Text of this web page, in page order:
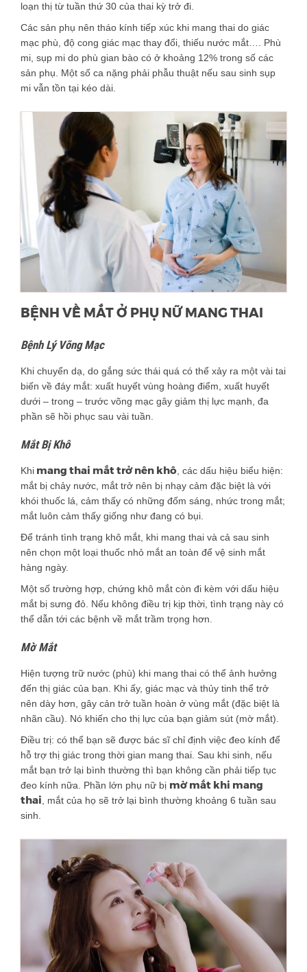
loạn thị từ tuần thứ 30 của thai kỳ trở đi.
Các sản phụ nên tháo kính tiếp xúc khi mang thai do giác
mạc phù, độ cong giác mạc thay đổi, thiếu nước mắt…. Phù
mi, sụp mi do phù gian bào có ở khoảng 12% trong số các
sản phụ. Một số ca nặng phải phẫu thuật nếu sau sinh sụp
mi vẫn tồn tại kéo dài.
BỆNH VỀ MẮT Ở PHỤ NỮ MANG THAI
Bệnh Lý Võng Mạc
Khi chuyển dạ, do gắng sức thái quá có thể xảy ra một vài tai
biến về đáy mắt: xuất huyết vùng hoàng điểm, xuất huyết
dưới – trong – trước võng mạc gây giảm thị lực mạnh, đa
phần sẽ hồi phục sau vài tuần.
Mắt Bị Khô
Khi mang thai mắt trở nên khô , các dấu hiệu biểu hiện:
mắt bị chảy nước, mắt trở nên bị nhạy cảm đặc biệt là với
khói thuốc lá, cảm thấy có những đốm sáng, nhức trong mắt;
mắt luôn cảm thấy giống như đang có bụi.
Để tránh tình trạng khô mắt, khi mang thai và cả sau sinh
nên chọn một loại thuốc nhỏ mắt an toàn để vệ sinh mắt
hàng ngày.
Một số trường hợp, chứng khô mắt còn đi kèm với dấu hiệu
mắt bị sưng đỏ. Nếu không điều trị kịp thời, tình trạng này có
thể dẫn tới các bệnh về mắt trầm trọng hơn.
Mờ Mắt
Hiện tượng trữ nước (phù) khi mang thai có thể ảnh hưởng
đến thị giác của bạn. Khi ấy, giác mạc và thủy tinh thể trở
nên dày hơn, gây cản trở tuần hoàn ở vùng mắt (đặc biệt là
nhãn cầu). Nó khiến cho thị lực của bạn giảm sút (mờ mắt).
Điều trị: có thể bạn sẽ được bác sĩ chỉ định việc đeo kính để
hỗ trợ thị giác trong thời gian mang thai. Sau khi sinh, nếu
mắt bạn trở lại bình thường thì bạn không cần phải tiếp tục
đeo kính nữa. Phần lớn phụ nữ bị mờ mắt khi mang
thai , mắt của họ sẽ trở lại bình thường khoảng 6 tuần sau
sinh.